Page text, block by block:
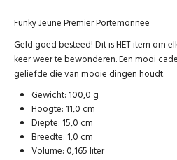
Funky Jeune Premier Portemonnee
Geld goed besteed! Dit is HET item om
keer weer te bewonderen. Een mooi
geliefde die van mooie dingen houdt.
Gewicht: 100,0 g
Hoogte: 11,0 cm
Diepte: 15,0 cm
Breedte: 1,0 cm
Volume: 0,165 liter